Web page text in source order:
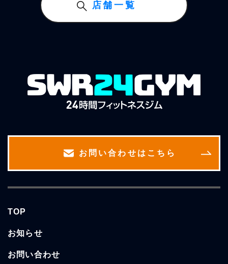
店舗一覧
お問い合わせはこちら
TOP
お知らせ
お問い合わせ